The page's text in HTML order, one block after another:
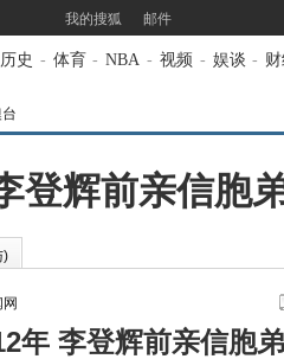
我的搜狐 邮件
历史 - 体育 - NBA - 视频 - 娱谈 -
登辉前亲信胞
)
年 李登辉前亲信胞